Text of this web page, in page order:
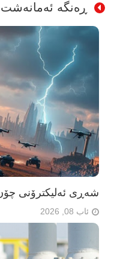
ڕەنگە ئەمانەشت
شەڕی ئەلیکترۆنی
ئاب 08, 2026